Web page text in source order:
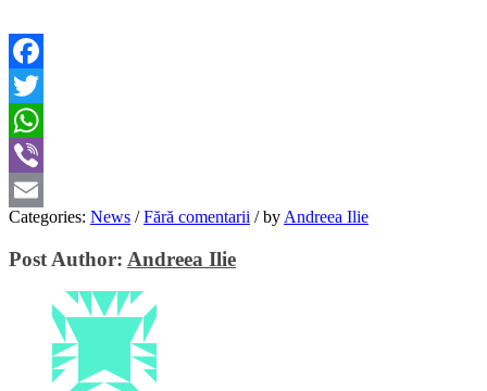
Facebook
Twitter
WhatsApp
Viber
Email
Categories: News / Fără comentarii /by Andreea Ilie
Post Author: Andreea Ilie